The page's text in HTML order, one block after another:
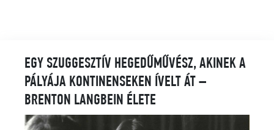
EGY SZUGGESZTÍV HEGEDŰMŰVÉSZ, AKINEK A
PÁLYÁJA KONTINENSEKEN ÍVELT ÁT –
BRENTON LANGBEIN ÉLETE